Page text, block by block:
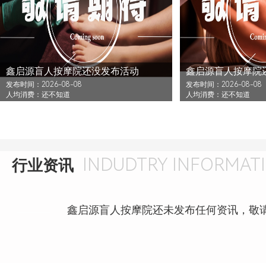
鑫启源盲人按摩院还没发布活动
发布时间：2026-08-08
人均消费：还不知道
鑫启源盲人按摩院
发布时间：2026-08-08
人均消费：还不知道
行业资讯 INDUDTRY
鑫启源盲人按摩院还未发布任何资讯，敬